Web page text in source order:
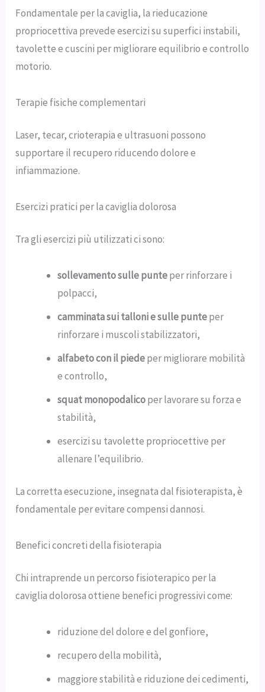
Fondamentale per la caviglia, la rieducazione
propriocettiva prevede esercizi su superfici instabili,
tavolette e cuscini per migliorare equilibrio e controllo
motorio.
Terapie fisiche complementari
Laser, tecar, crioterapia e ultrasuoni possono
supportare il recupero riducendo dolore e
infiammazione.
Esercizi pratici per la caviglia dolorosa
Tra gli esercizi più utilizzati ci sono:
sollevamento sulle punteper rinforzare i
polpacci,
camminata sui talloni e sulle punteper
rinforzare i muscoli stabilizzatori,
alfabeto con il piedeper migliorare mobilità
e controllo,
squat monopodalicoper lavorare su forza e
stabilità,
esercizi su tavolette propriocettive per
allenare l’equilibrio.
La corretta esecuzione, insegnata dal fisioterapista, è
fondamentale per evitare compensi dannosi.
Benefici concreti della fisioterapia
Chi intraprende un percorso fisioterapico per la
caviglia dolorosa ottiene benefici progressivi come:
riduzione del dolore e del gonfiore,
recupero della mobilità,
maggiore stabilità e riduzione dei cedimenti,